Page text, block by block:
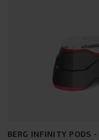
BERG INFINITY PODS